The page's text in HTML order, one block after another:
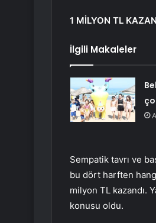
1 MİLYON TL
İlgili Makaleler
Sempatik tavrı ve
bu dört harften
milyon TL kazandı.
konusu oldu.